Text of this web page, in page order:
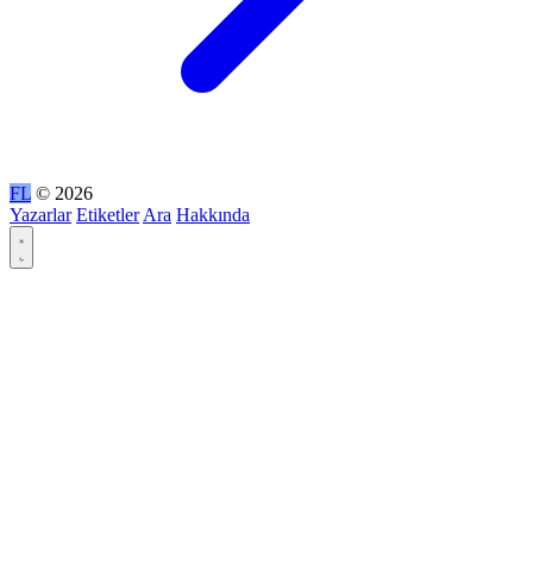
FL © 2026
Yazarlar Etiketler Ara Hakkında